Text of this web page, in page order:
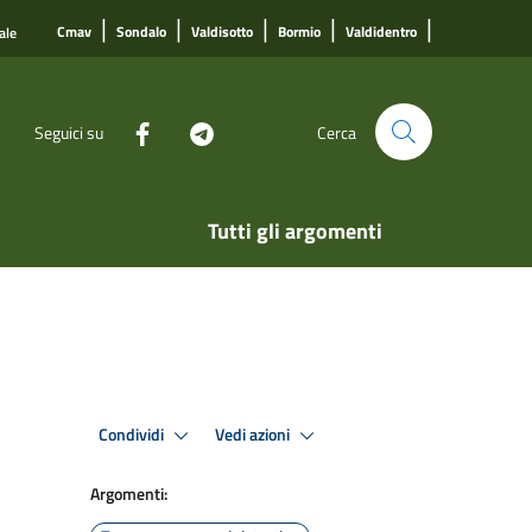
Cmav | Sondalo | Valdisotto | Bormio | Valdidentro |
Seguici su Cerca
Tutti gli argomenti
Condividi Vedi azioni
Argomenti: